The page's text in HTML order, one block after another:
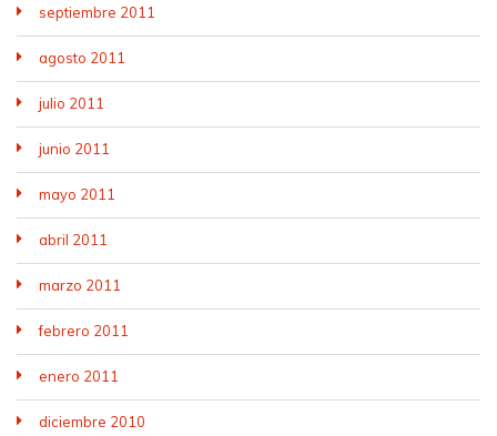
septiembre 2011
agosto 2011
julio 2011
junio 2011
mayo 2011
abril 2011
marzo 2011
febrero 2011
enero 2011
diciembre 2010